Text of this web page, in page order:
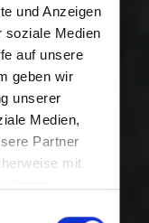
und Anzeigen
soziale Medien
auf unsere
geben wir
unserer
Medien,
Partner
mit